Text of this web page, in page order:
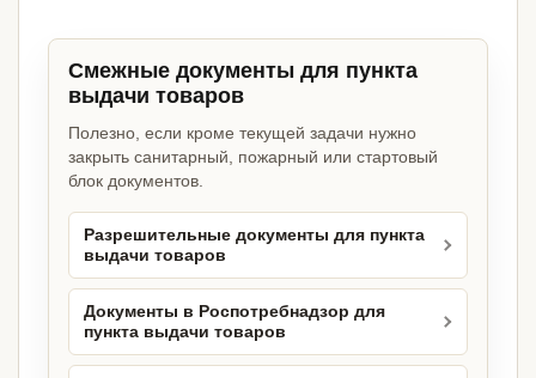
Смежные документы для пункта
выдачи товаров
Полезно, если кроме текущей задачи нужно
закрыть санитарный, пожарный или стартовый
блок документов.
Разрешительные документы для пункта
выдачи товаров
Документы в Роспотребнадзор для
пункта выдачи товаров